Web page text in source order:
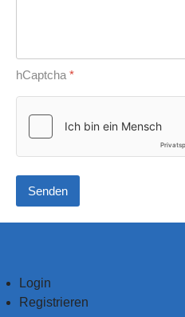
hCaptcha *
Senden
Login
Registrieren